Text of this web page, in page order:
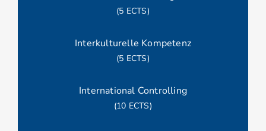
(5 ECTS)
Interkulturelle Kompetenz
(5 ECTS)
International Controlling
(10 ECTS)